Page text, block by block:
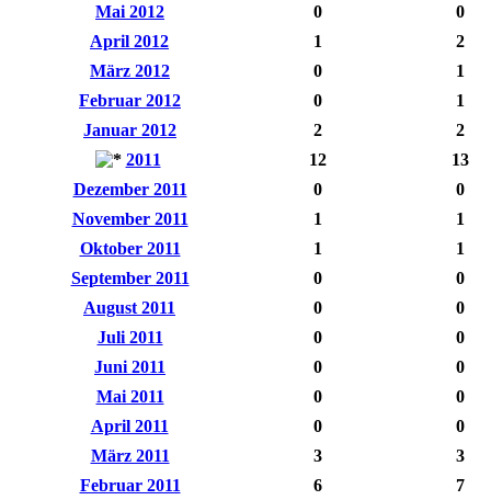
Mai 2012
0
0
April 2012
1
2
März 2012
0
1
Februar 2012
0
1
Januar 2012
2
2
2011
12
13
Dezember 2011
0
0
November 2011
1
1
Oktober 2011
1
1
September 2011
0
0
August 2011
0
0
Juli 2011
0
0
Juni 2011
0
0
Mai 2011
0
0
April 2011
0
0
März 2011
3
3
Februar 2011
6 7